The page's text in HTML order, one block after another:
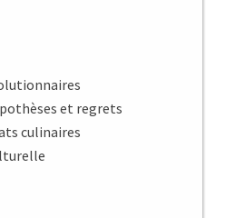
et regrets
culinaires